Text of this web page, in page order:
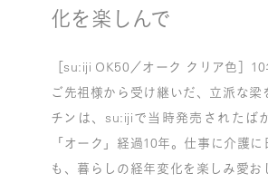
化を楽しんで
［su:iji OK50／オーク クリア色］10
ご先祖様から受け継いだ、立派な梁
チンは、su:ijiで当時発売されたば
「オーク」経過10年。仕事に介護
も、暮らしの経年変化を楽しみ愛お